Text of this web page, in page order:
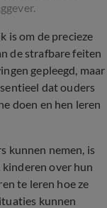
is om de precieze
de strafbare feiten
gepleegd, maar
dat ouders
doen en hen leren
kunnen nemen, is
kinderen over hun
te leren hoe ze
kunnen